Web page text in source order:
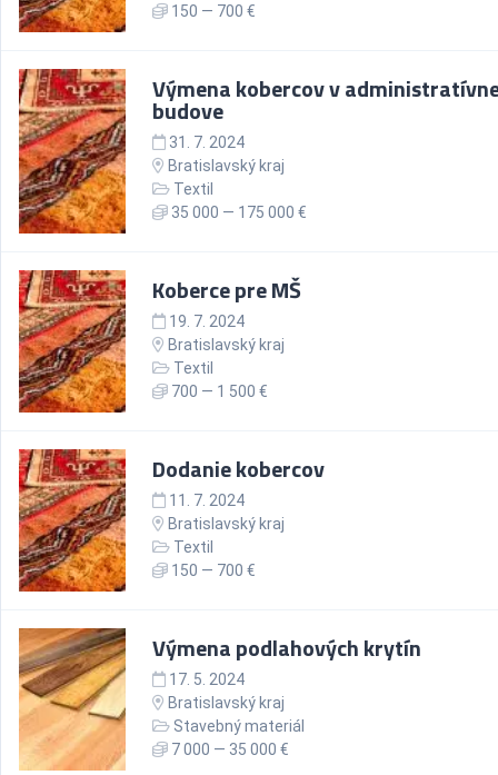
150 — 700 €
Výmena kobercov v
budove
31. 7. 2024
Bratislavský kraj
Textil
35 000 — 175 000 €
Koberce pre MŠ
19. 7. 2024
Bratislavský kraj
Textil
700 — 1 500 €
Dodanie kobercov
11. 7. 2024
Bratislavský kraj
Textil
150 — 700 €
Výmena podlahových krytín
17. 5. 2024
Bratislavský kraj
Stavebný materiál
7 000 — 35 000 €